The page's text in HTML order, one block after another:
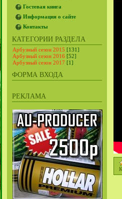
Гостевая книга
Информация о сайте
Контакты
КАТЕГОРИИ РАЗДЕЛА
Арбузный сезон 2015 [131]
Арбузный сезон 2016 [52]
Арбузный сезон 2017 [1]
ФОРМА ВХОДА
РЕКЛАМА